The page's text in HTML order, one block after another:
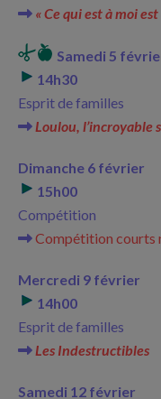
« Ce qui est à moi
Samedi 5
14h30
Esprit de familles
Loulou, l’incroyable
Dimanche 6 février
15h00
Compétition
Compétition courts
Mercredi 9 février
14h00
Esprit de familles
Les Indestructibles
Samedi 12 février